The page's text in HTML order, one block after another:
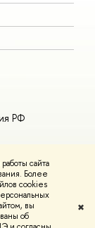
сайта
Более
cookies
вы
об
✖
РФ